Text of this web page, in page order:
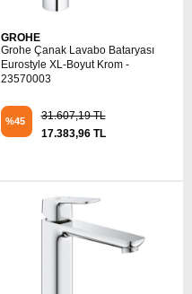
GROHE
Grohe Çanak Lavabo Bataryası
Eurostyle XL-Boyut Krom -
23570003
%45
31.607,19 TL
17.383,96 TL